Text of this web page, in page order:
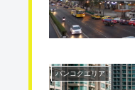
バンコクエリア